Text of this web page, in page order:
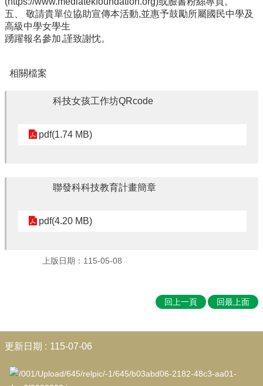
校
園
成
果
人
室
五、 敬請貴單位協助宣傳本活動,並惠予鼓勵所屬國民中學及
高級中學女學生
踴躍報名參加,謹致謝忱。
相關檔案
科技女孩工作坊QRcode
pdf(1.74 MB)
聯發科科技教育計畫簡章
pdf(4.20 MB)
上版日期：115-05-08
回上一頁 回最上面
更新日期
115-07-06